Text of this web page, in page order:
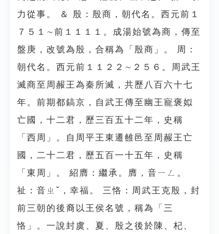
力從事。 ＆ 殷：殷商，朝代名。西元前１
７５１∼前１１１１。成湯始號為商，傳至
盤庚，改號為殷，合稱為「殷商」。 周：
朝代名。西元前１１２２∼２５６。周武王
滅商至周赧王為秦所滅，共歷八百六十七
年。前期都鎬京，自武王傳至幽王寵褒姒
亡國，十二君，歷三百五十二年，史稱
「西周」。自周平王東遷雒邑至周赧王亡
國，二十二君，歷五百一十五年，史稱
「東周」。 紹膺：繼承。膺，音ㄧㄥ。
祉：音ㄓˇ，幸福。 三恪：周武王克殷，封
前三朝的後裔以王侯名號，稱為「三
恪」。一說封虞、夏、殷之後於陳、杞、